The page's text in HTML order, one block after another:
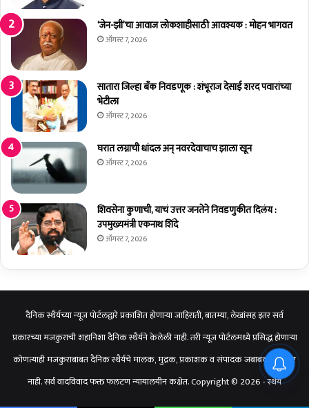
र
स्का
जा
ही
र
र्धा
‘जेन-झी’चा आवाज लोकशाहीसाठी आवश्यक : मोहन भागवत
ऑगस्ट 7, 2026
सातारा जिल्हा बँक निवडणूक : शंभूराज देसाई शरद पवारांच्या
भेटीला
ऑगस्ट 7, 2026
घरात लग्नाची धांदल अन् नवरदेवाचाच झाला खून
ऑगस्ट 7, 2026
शिवसेना कुणाची, याचं उत्तर जनतेने निवडणुकीत दिलंय :
उपमुख्यमंत्री एकनाथ शिंदे
ऑगस्ट 7, 2026
दैनिक स्थैर्यच्या न्यूज पोर्टलद्वारे प्रकाशित होणाऱ्या जाहिराती, बातम्या, लेखांसह इतर सर्व
प्रकारच्या मजकुराची शहानिशा दैनिक स्थैर्यने केलेली नाही. तरी न्यूज पोर्टलमध्ये प्रसिद्ध होणाऱ्या
कोणत्याही मजकुराबाबत दैनिक स्थैर्यचे मालक, मुद्रक, प्रकाशक व संपादक जबाबदार राहणार
नाही. सर्व वादविवाद फक्त फलटण न्यायालयीन कक्षेत. Copyright © 2026 - स्थैर्य